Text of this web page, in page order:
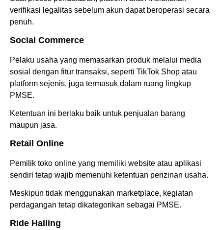
verifikasi legalitas sebelum akun dapat beroperasi secara
penuh.
Social Commerce
Pelaku usaha yang memasarkan produk melalui media
sosial dengan fitur transaksi, seperti TikTok Shop atau
platform sejenis, juga termasuk dalam ruang lingkup
PMSE.
Ketentuan ini berlaku baik untuk penjualan barang
maupun jasa.
Retail Online
Pemilik toko online yang memiliki website atau aplikasi
sendiri tetap wajib memenuhi ketentuan perizinan usaha.
Meskipun tidak menggunakan marketplace, kegiatan
perdagangan tetap dikategorikan sebagai PMSE.
Ride Hailing